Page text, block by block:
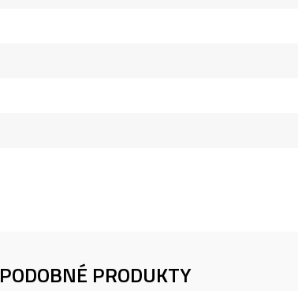
PODOBNÉ PRODUKTY